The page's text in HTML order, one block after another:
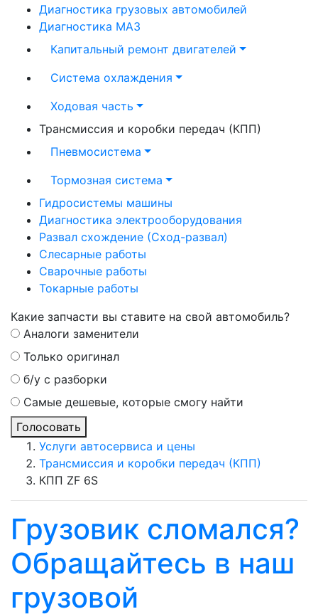
Диагностика грузовых автомобилей
Диагностика МАЗ
Капитальный ремонт двигателей
Система охлаждения
Ходовая часть
Трансмиссия и коробки передач (КПП)
Пневмосистема
Тормозная система
Гидросистемы машины
Диагностика электрооборудования
Развал схождение (Сход-развал)
Слесарные работы
Сварочные работы
Токарные работы
Какие запчасти вы ставите на свой автомобиль?
Аналоги заменители
Только оригинал
б/у с разборки
Самые дешевые, которые смогу найти
Голосовать
Услуги автосервиса и цены
Трансмиссия и коробки передач (КПП)
КПП ZF 6S
Грузовик сломался?
Обращайтесь в наш
грузовой